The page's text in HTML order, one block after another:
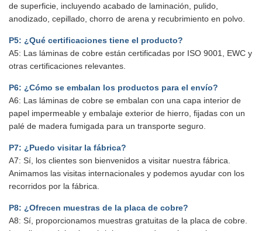
de superficie, incluyendo acabado de laminación, pulido,
anodizado, cepillado, chorro de arena y recubrimiento en polvo.
P5: ¿Qué certificaciones tiene el producto?
A5: Las láminas de cobre están certificadas por ISO 9001, EWC y
otras certificaciones relevantes.
P6: ¿Cómo se embalan los productos para el envío?
A6: Las láminas de cobre se embalan con una capa interior de
papel impermeable y embalaje exterior de hierro, fijadas con un
palé de madera fumigada para un transporte seguro.
P7: ¿Puedo visitar la fábrica?
A7: Sí, los clientes son bienvenidos a visitar nuestra fábrica.
Animamos las visitas internacionales y podemos ayudar con los
recorridos por la fábrica.
P8: ¿Ofrecen muestras de la placa de cobre?
A8: Sí, proporcionamos muestras gratuitas de la placa de cobre.